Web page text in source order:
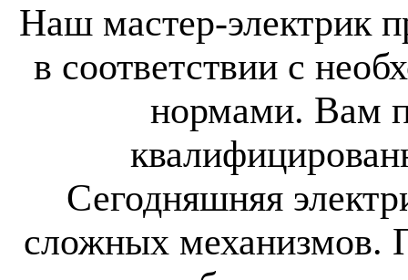
Наш мастер-электрик
в соответствии с
нормами. Вам
Сегодняшняя
сложных механизмов.